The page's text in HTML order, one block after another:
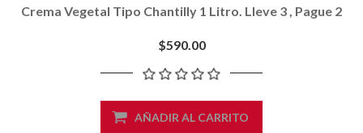
Crema Vegetal Tipo Chantilly 1 Litro. Lleve 3 , Pague 2
$590.00
AÑADIR AL CARRITO